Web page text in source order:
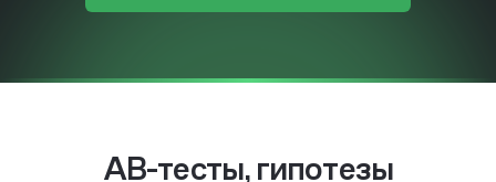
AB-тесты, гипотезы